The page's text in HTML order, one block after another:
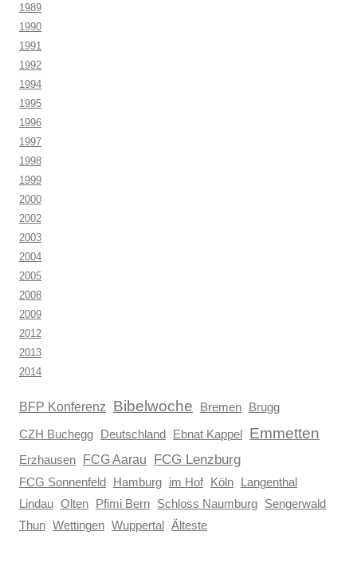
1989
1990
1991
1992
1994
1995
1996
1997
1998
1999
2000
2002
2003
2004
2005
2008
2009
2012
2013
2014
BFP Konferenz Bibelwoche Bremen Brugg
CZH Buchegg Deutschland Ebnat Kappel Emmetten
Erzhausen FCG Aarau FCG Lenzburg
FCG Sonnenfeld Hamburg im Hof Köln
Langenthal
Lindau Olten Pfimi Bern Schloss Naumburg
Sengerwald
Thun Wettingen Wuppertal Älteste